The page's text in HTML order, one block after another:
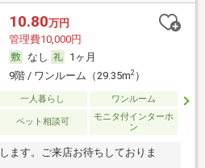
10.80万円
管理費10,000円
なし
1ヶ月
9階 / ワンルーム（29.35m2）
一人暮らし ワンルーム
ペット相談可
モニタ付インターホ
ン
ます。ご来店お待ちしておりま